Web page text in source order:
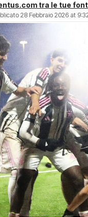
tra le tue
28 Febbraio 2026 at